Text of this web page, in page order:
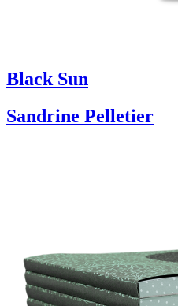
Black Sun
Sandrine Pelletier